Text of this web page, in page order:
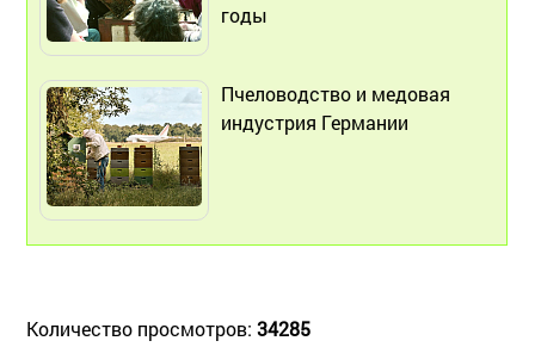
годы
Пчеловодство и медовая
индустрия Германии
Количество просмотров: 34285